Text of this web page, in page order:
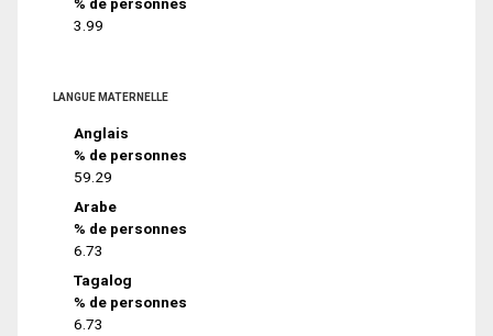
3.99
LANGUE MATERNELLE
Anglais
% de personnes
59.29
Arabe
% de personnes
6.73
Tagalog
% de personnes
6.73